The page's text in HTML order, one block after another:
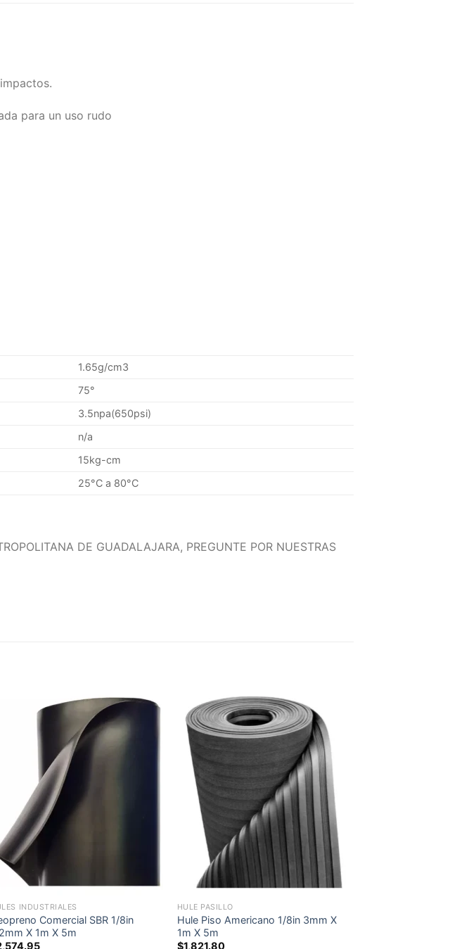
para un uso rudo
1.65g/cm3
75°
3.5npa(650psi)
n/a
15kg-cm
25°C a 80°C
DE GUADALAJARA, PREGUNTE POR NUESTRAS
INDUSTRIALES
Comercial SBR 1/8in
X 1m X 5m
Add to
wishlist
HULE PASILLO
Hule Piso Americano 1/8in 3mm X
1m X 5m
$1,821.80